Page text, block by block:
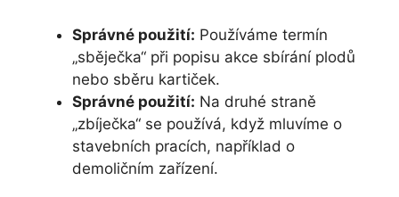
Správné použití: Používáme termín
„sběječka“ při popisu akce sbírání plodů
nebo sběru kartiček.
Správné použití: Na druhé straně
„zbíječka“ se používá, když mluvíme o
stavebních pracích, například o
demoličním zařízení.